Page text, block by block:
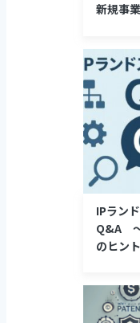
新規事
IPラン
Q&A
のヒン